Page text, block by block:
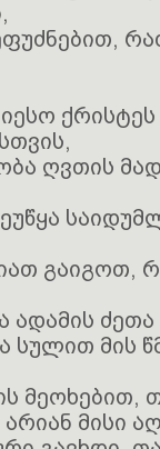
ქრისტეს
ღვთის
გაიგოთ,
ძეთა
სულით მის
მეოხებით,
მისი